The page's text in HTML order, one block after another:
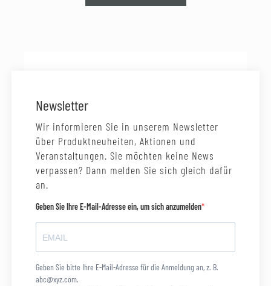
Newsletter
Wir informieren Sie in unserem Newsletter
über Produktneuheiten, Aktionen und
Veranstaltungen. Sie möchten keine News
verpassen? Dann melden Sie sich gleich dafür
an.
Geben Sie Ihre E-Mail-Adresse ein, um sich anzumelden
Geben Sie bitte Ihre E-Mail-Adresse für die Anmeldung an, z. B.
abc@xyz.com.